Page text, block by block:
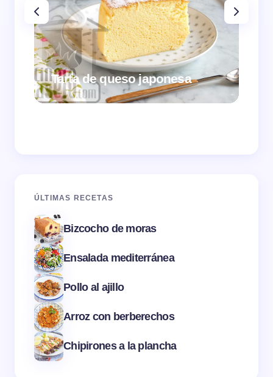
Tarta de queso japonesa
ÚLTIMAS RECETAS
Bizcocho de moras
Ensalada mediterránea
Pollo al ajillo
Arroz con berberechos
Chipirones a la plancha